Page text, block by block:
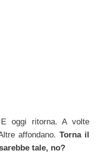
oggi ritorna. A volte
affondano. Torna il
tale, no?